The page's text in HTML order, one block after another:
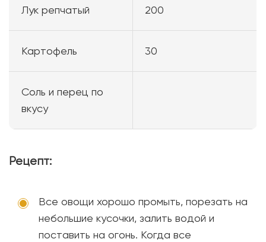
Лук репчатый 200
Картофель 30
Соль и перец по
вкусу
Рецепт:
Все овощи хорошо промыть, порезать на
небольшие кусочки, залить водой и
поставить на огонь. Когда все